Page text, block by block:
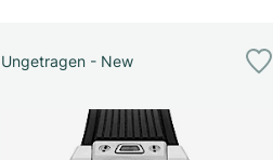
Ungetragen - New